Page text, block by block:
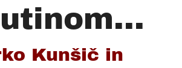
Kunšič in